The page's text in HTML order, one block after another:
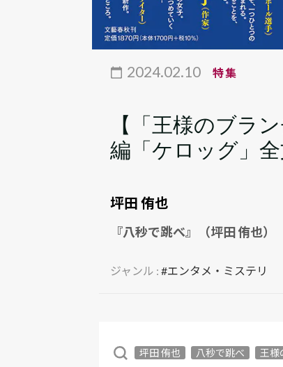
2024.02.10 特集
【「王様のブラ
編「ケロッグ」
坪田 侑也
『八秒で跳べ』（坪田 侑也）
ジャンル : #エンタメ・ミステリ
坪田 侑也 八秒で跳べ 王様